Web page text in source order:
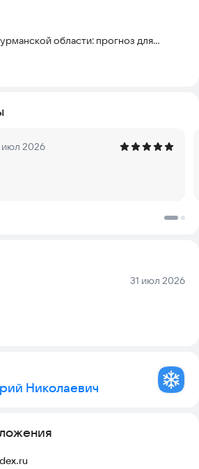
области: прогноз для
между светлой и тёмной
июл 2026
Дата:
31 июл 2026
Николаевич